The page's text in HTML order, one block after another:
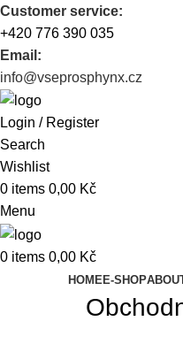
Customer service:
+420 776 390 035
Email:
info@vseprosphynx.cz
Login / Register
Search
Wishlist
0 items 0,00 Kč
Menu
0 items 0,00 Kč
HOMEE-SHOP